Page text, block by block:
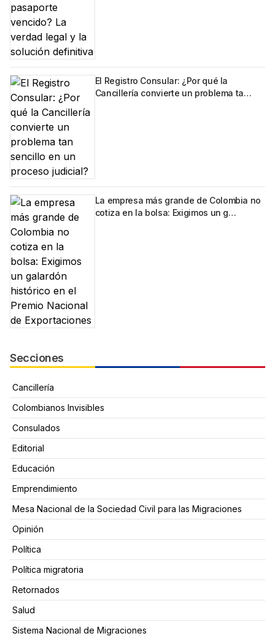
El Registro Consular: ¿Por qué la
Cancillería convierte un problema ta…
La empresa más grande de Colombia no
cotiza en la bolsa: Exigimos un g…
Secciones
Cancillería
Colombianos Invisibles
Consulados
Editorial
Educación
Emprendimiento
Mesa Nacional de la Sociedad Civil para las Migraciones
Opinión
Política
Política migratoria
Retornados
Salud
Sistema Nacional de Migraciones